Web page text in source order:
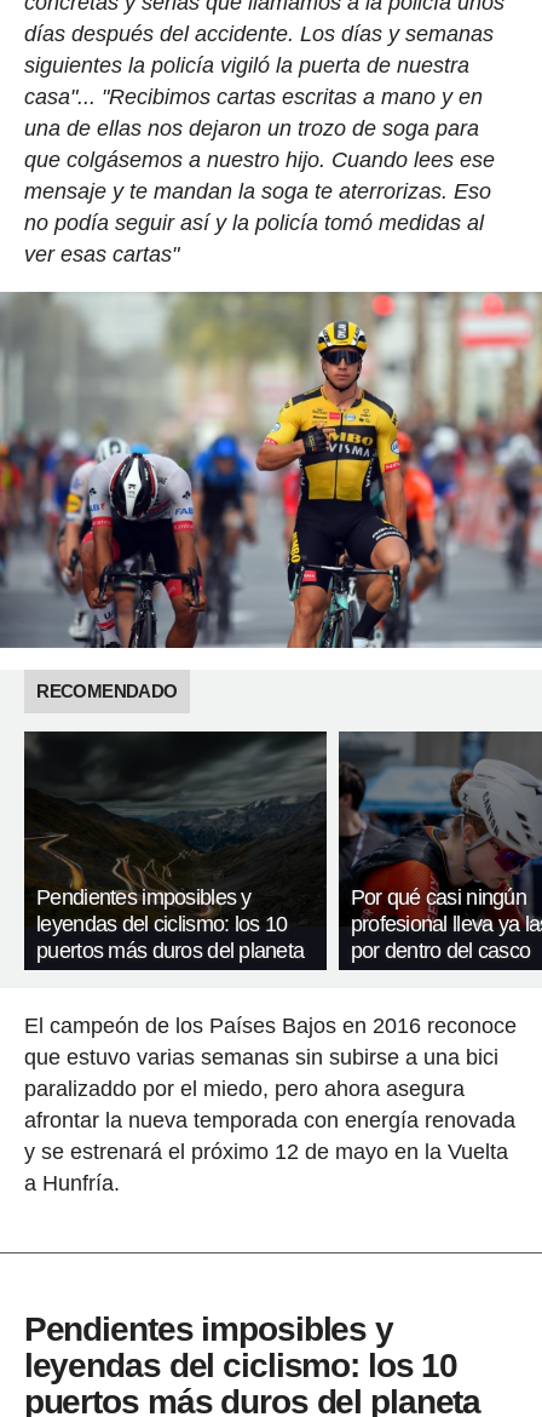
días después del accidente. Los días y semanas
siguientes la policía vigiló la puerta de nuestra
casa"... "Recibimos cartas escritas a mano y en
una de ellas nos dejaron un trozo de soga para
que colgásemos a nuestro hijo. Cuando lees ese
mensaje y te mandan la soga te aterrorizas. Eso
no podía seguir así y la policía tomó medidas al
ver esas cartas"
RECOMENDADO
Pendientes imposibles y
leyendas del ciclismo: los 10
puertos más duros del planeta
Por qué casi ningún
profesional lleva ya
por dentro del casco
El campeón de los Países Bajos en 2016 reconoce
que estuvo varias semanas sin subirse a una bici
paralizaddo por el miedo, pero ahora asegura
afrontar la nueva temporada con energía renovada
y se estrenará el próximo 12 de mayo en la Vuelta
a Hunfría.
Pendientes imposibles y
leyendas del ciclismo: los 10
puertos más duros del planeta